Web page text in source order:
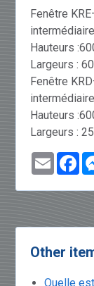
Fenêtre
Hauteurs
Largeurs :
Fenêtre
Hauteurs
Largeurs :
Email
Other
Quelle